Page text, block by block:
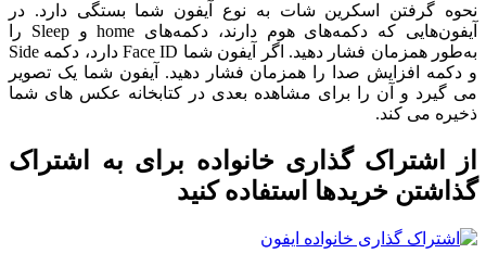
نحوه گرفتن اسکرین شات به نوع آیفون شما بستگی دارد. در
آیفون‌هایی که دکمه‌های هوم دارند، دکمه‌های home و Sleep را
به‌طور همزمان فشار دهید. اگر آیفون شما Face ID دارد، دکمه Side
و دکمه افزایش صدا را همزمان فشار دهید. آیفون شما یک تصویر
می گیرد و آن را برای مشاهده بعدی در کتابخانه عکس های شما
ذخیره می کند.
از اشتراک گذاری خانواده برای به اشتراک
گذاشتن خریدها استفاده کنید